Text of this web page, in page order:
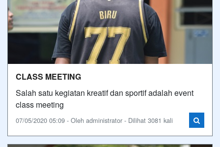
CLASS MEETING
Salah satu kegiatan kreatif dan sportif adalah event
class meeting
07/05/2020 05:09 - Oleh administrator - Dilihat 3081 kali